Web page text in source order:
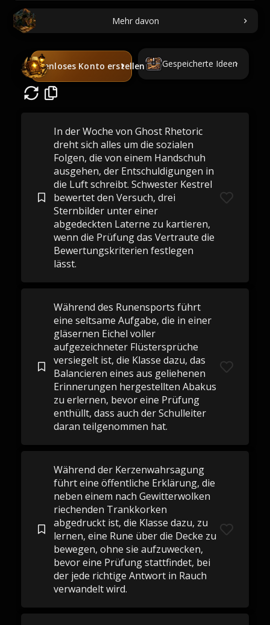
Mehr davon
Kostenloses Konto erstellen Gespeicherte Ideen
In der Woche von Ghost Rhetoric
dreht sich alles um die sozialen
Folgen, die von einem Handschuh
ausgehen, der Entschuldigungen in
die Luft schreibt. Schwester Kestrel
bewertet den Versuch, drei
Sternbilder unter einer
abgedeckten Laterne zu kartieren,
wenn die Prüfung das Vertraute die
Bewertungskriterien festlegen
lässt.
Während des Runensports führt
eine seltsame Aufgabe, die in einer
gläsernen Eichel voller
aufgezeichneter Flüstersprüche
versiegelt ist, die Klasse dazu, das
Balancieren eines aus geliehenen
Erinnerungen hergestellten Abakus
zu erlernen, bevor eine Prüfung
enthüllt, dass auch der Schulleiter
daran teilgenommen hat.
Während der Kerzenwahrsagung
führt eine öffentliche Erklärung, die
neben einem nach Gewitterwolken
riechenden Trankkorken
abgedruckt ist, die Klasse dazu, zu
lernen, eine Rune über die Decke zu
bewegen, ohne sie aufzuwecken,
bevor eine Prüfung stattfindet, bei
der jede richtige Antwort in Rauch
verwandelt wird.